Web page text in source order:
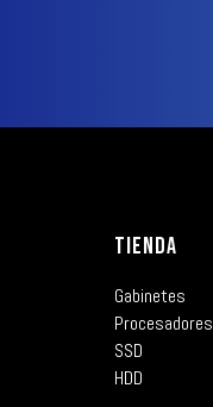
TIENDA
Gabinetes
Procesadores
SSD
HDD